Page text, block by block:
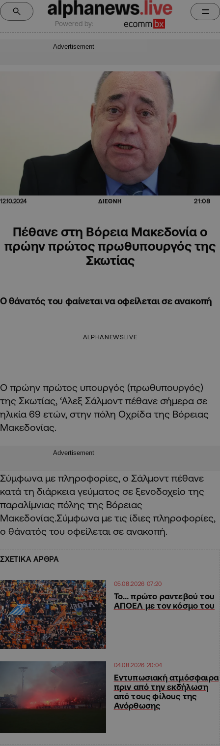
Powered by:
Advertisement
12.10.2024 ΔΙΕΘΝΗ 21:08
Πέθανε στη Βόρεια Μακεδονία ο
πρώην πρώτος πρωθυπουργός της
Σκωτίας
Ο θάνατός του φαίνεται να οφείλεται σε ανακοπή
ALPHANEWSLIVE
Ο πρώην πρώτος υπουργός (πρωθυπουργός)
της Σκωτίας, ‘Αλεξ Σάλμοντ πέθανε σήμερα σε
ηλικία 69 ετών, στην πόλη Οχρίδα της Βόρειας
Μακεδονίας.
Advertisement
Σύμφωνα με πληροφορίες, ο Σάλμοντ πέθανε
κατά τη διάρκεια γεύματος σε ξενοδοχείο της
παραλίμνιας πόλης της Βόρειας
Μακεδονίας.Σύμφωνα με τις ίδιες πληροφορίες,
ο θάνατός του οφείλεται σε ανακοπή.
ΣΧΕΤΙΚΑ ΑΡΘΡΑ
05.08.2026 07:20
Το… πρώτο ραντεβού του
ΑΠΟΕΛ με τον κόσμο του
04.08.2026 20:04
Εντυπωσιακή ατμόσφαιρα
πριν από την εκδήλωση
από τους φίλους της
Ανόρθωσης